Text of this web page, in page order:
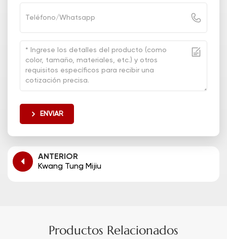
ENVIAR
ANTERIOR
Kwang Tung Mijiu
Productos Relacionados